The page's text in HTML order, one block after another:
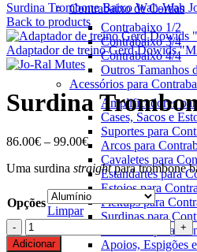
Contrabaixo de Cordas
Contrabaixo 1/2
Contrabaixo 3/4
Contrabaixo 4/4
Outros Tamanhos
Acessórios para
Amplificadores
Cases, Sacos e
Suportes para
Arcos para
Cavaletes para
Estandartes para
Estojos para
Pickups para
Surdinas para
Cravelhas para
Apoios, Espigões
Surdina Trombone Baixo Wah-Wah
Back to products
Adaptador de treino Gerd Dowids
Surdina
86.00€ – 99.00€Price
range:
86.00€
through
99.00€
Uma surdina straightpara trombone
Opções
Limpar
Quantidade
de
Adicionar